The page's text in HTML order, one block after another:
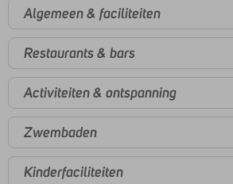
Algemeen & faciliteiten
Restaurants & bars
Activiteiten & ontspanning
Zwembaden
Kinderfaciliteiten